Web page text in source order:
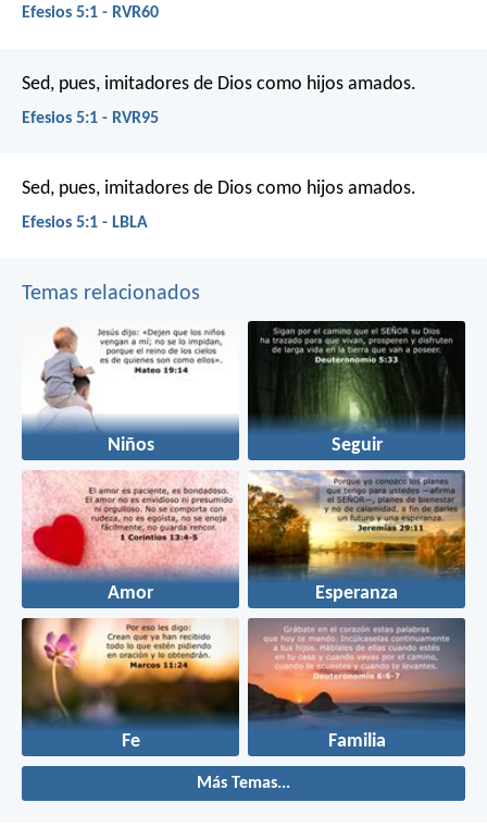
Efesios 5:1 - RVR60
Sed, pues, imitadores de Dios como hijos amados.
Efesios 5:1 - RVR95
Sed, pues, imitadores de Dios como hijos amados.
Efesios 5:1 - LBLA
Temas relacionados
Niños Seguir
Amor Esperanza
Fe Familia
Más Temas...